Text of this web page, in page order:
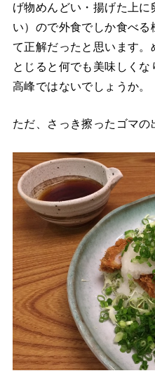
げ物めんどい・揚げた上
い）ので外食でしか食べ
て正解だったと思います
とじると何でも美味しく
高峰ではないでしょうか。
ただ、さっき擦ったゴマの